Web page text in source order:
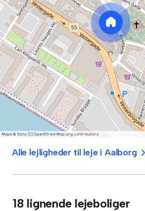
Alle lejligheder til leje i Aalborg
18 lignende lejeboliger